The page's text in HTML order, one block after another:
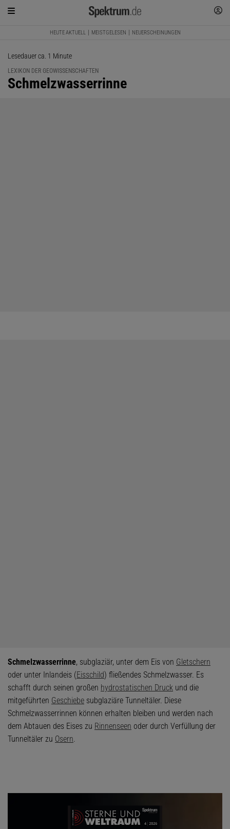
HEUTE AKTUELL MEISTGELESEN NEUERSCHEINUNGEN
Lesedauer ca. 1 Minute
LEXIKON DER GEOWISSENSCHAFTEN
:
Schmelzwasserrinne
Schmelzwasserrinne, subglaziär, unter dem Eis von Gletschern
oder unter Inlandeis (Eisschild) fließendes Schmelzwasser. Es
schafft durch seinen großen hydrostatischen Druck und die
mitgeführten Geschiebe subglaziäre Tunneltäler. Diese
Schmelzwasserrinnen können erhalten bleiben und werden nach
dem Abtauen des Eises zu Rinnenseen oder durch Verfüllung der
Tunneltäler zu Osern.